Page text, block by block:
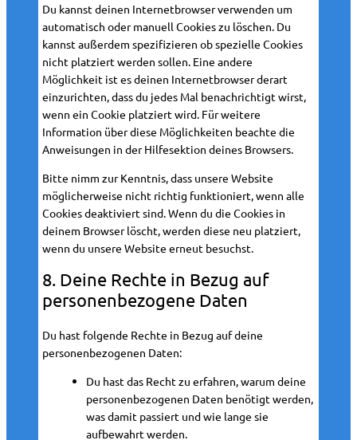
s
t
i
e
n
Du kannst deinen Internetbrowser verwenden um
automatisch oder manuell Cookies zu löschen. Du
kannst außerdem spezifizieren ob spezielle Cookies
nicht platziert werden sollen. Eine andere
Möglichkeit ist es deinen Internetbrowser derart
einzurichten, dass du jedes Mal benachrichtigt wirst,
wenn ein Cookie platziert wird. Für weitere
Information über diese Möglichkeiten beachte die
Anweisungen in der Hilfesektion deines Browsers.
Bitte nimm zur Kenntnis, dass unsere Website
möglicherweise nicht richtig funktioniert, wenn alle
Cookies deaktiviert sind. Wenn du die Cookies in
deinem Browser löscht, werden diese neu platziert,
wenn du unsere Website erneut besuchst.
8. Deine Rechte in Bezug auf
personenbezogene Daten
Du hast folgende Rechte in Bezug auf deine
personenbezogenen Daten:
Du hast das Recht zu erfahren, warum deine
personenbezogenen Daten benötigt werden,
was damit passiert und wie lange sie
aufbewahrt werden.